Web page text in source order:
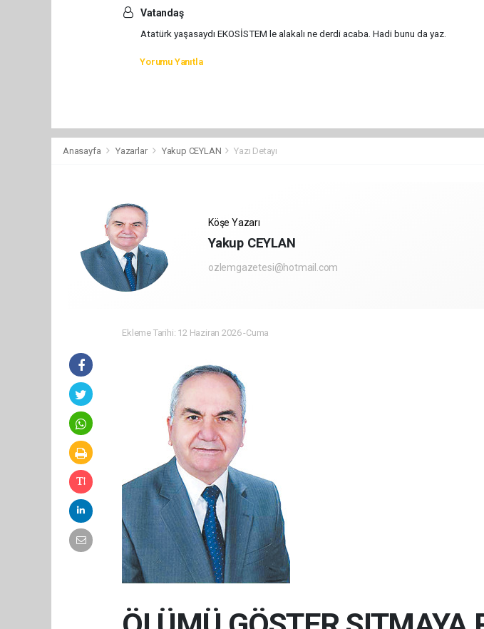
Vatandaş
Atatürk yaşasaydı EKOSİSTEM le alakalı ne derdi acaba. Hadi bunu da yaz.
Yorumu Yanıtla
Anasayfa Yazarlar Yakup CEYLAN Yazı Detayı
Köşe Yazarı
Yakup CEYLAN
ozlemgazetesi@hotmail.com
Ekleme Tarihi: 12 Haziran 2026 -Cuma